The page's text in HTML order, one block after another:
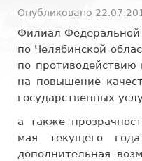
Опубликовано
Филиал Федеральной
по Челябинской
по противодействию
на повышение
государственных
а также
мая текущего
дополнительная